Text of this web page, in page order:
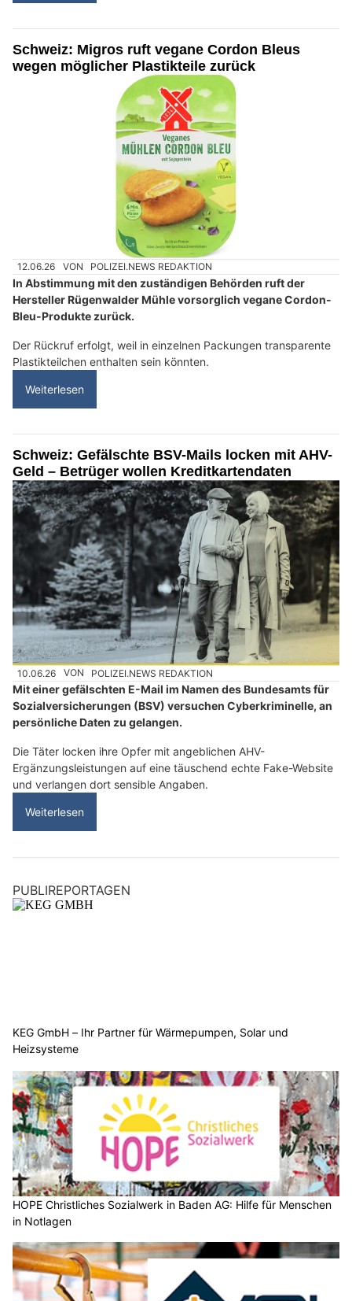
Schweiz: Migros ruft vegane Cordon Bleus
wegen möglicher Plastikteile zurück
12.06.26 VON POLIZEI.NEWS REDAKTION
In Abstimmung mit den zuständigen Behörden ruft der
Hersteller Rügenwalder Mühle vorsorglich vegane Cordon-
Bleu-Produkte zurück.
Der Rückruf erfolgt, weil in einzelnen Packungen transparente
Plastikteilchen enthalten sein könnten.
Weiterlesen
Schweiz: Gefälschte BSV-Mails locken mit AHV-
Geld – Betrüger wollen Kreditkartendaten
10.06.26 VON POLIZEI.NEWS REDAKTION
Mit einer gefälschten E-Mail im Namen des Bundesamts für
Sozialversicherungen (BSV) versuchen Cyberkriminelle, an
persönliche Daten zu gelangen.
Die Täter locken ihre Opfer mit angeblichen AHV-
Ergänzungsleistungen auf eine täuschend echte Fake-Website
und verlangen dort sensible Angaben.
Weiterlesen
PUBLIREPORTAGEN
KEG GmbH – Ihr Partner für Wärmepumpen, Solar und
Heizsysteme
HOPE Christliches Sozialwerk in Baden AG: Hilfe für Menschen
in Notlagen